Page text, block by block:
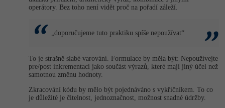
operátory. Bez toho není vidět proč na pořadí záleží.
„doporučujeme tuto praktiku spíše nepoužívat“
To je strašně slabé varování. Formulace by měla být: Nepoužívejte
pre/post inkrementaci jako součást výrazů, které mají jiný účel než
samotnou změnu hodnoty.
Zkracování kódu by mělo být pojednáváno s vykřičníkem. To co
je důležité je čitelnost, jednoznačnost, možnost snadné údržby.